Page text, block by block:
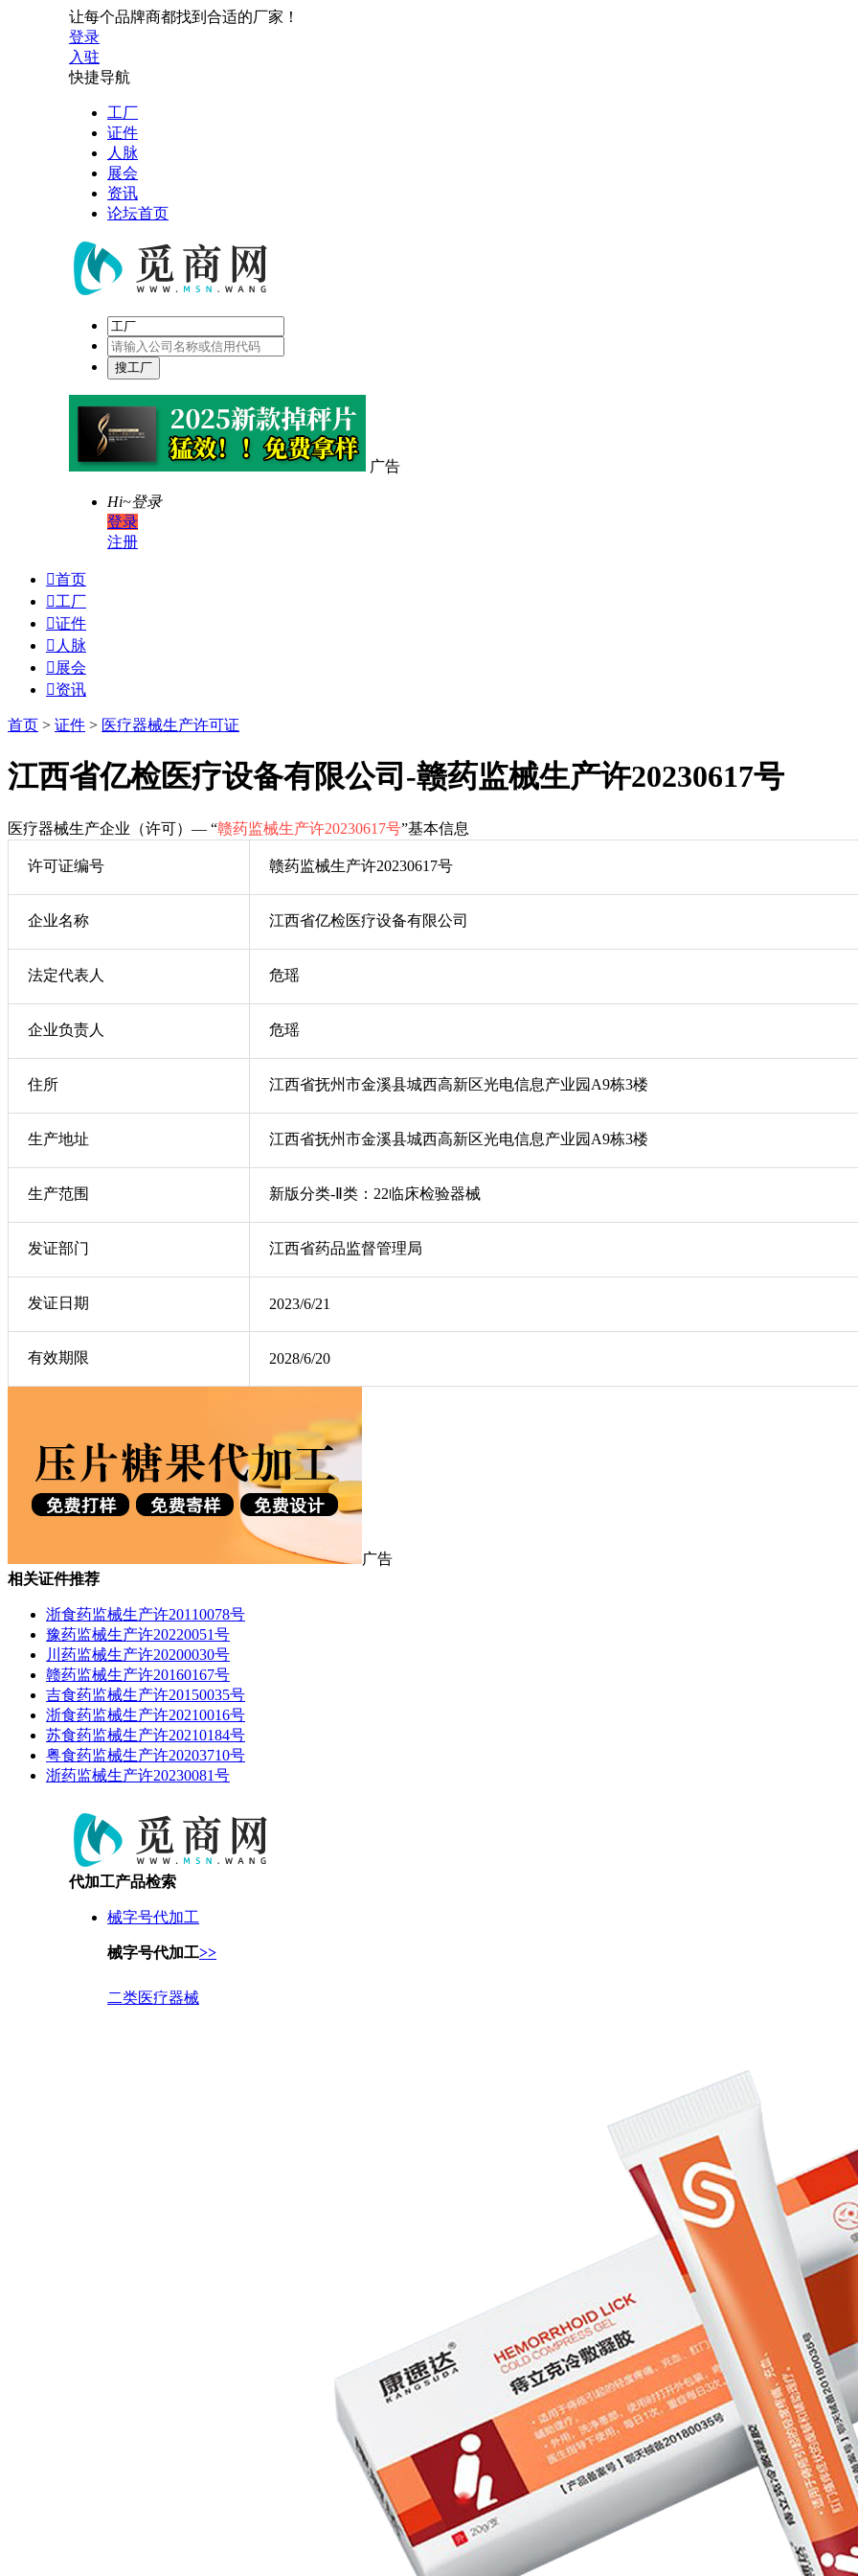
让每个品牌商都找到合适的厂家！
登录
入驻
快捷导航
工厂
证件
人脉
展会
资讯
论坛首页
广告
Hi~登录
登录
注册
首页
工厂
证件
 人脉
 展会
资讯
首页 > 证件 > 医疗器械生产许可证
江西省亿检医疗设备有限公司-赣药监械生产许20230617号
医疗器械生产企业（许可）— “赣药监械生产许20230617号”基本信息
许可证编号 赣药监械生产许20230617号
企业名称 江西省亿检医疗设备有限公司
法定代表人 危瑶
企业负责人 危瑶
住所 江西省抚州市金溪县城西高新区光电信息产业园A9栋3楼
生产地址 江西省抚州市金溪县城西高新区光电信息产业园A9栋3楼
生产范围 新版分类-Ⅱ类：22临床检验器械
发证部门 江西省药品监督管理局
发证日期 2023/6/21
有效期限 2028/6/20
广告
相关证件推荐
浙食药监械生产许20110078号
豫药监械生产许20220051号
川药监械生产许20200030号
赣药监械生产许20160167号
吉食药监械生产许20150035号
浙食药监械生产许20210016号
苏食药监械生产许20210184号
粤食药监械生产许20203710号
浙药监械生产许20230081号
代加工产品检索
械字号代加工
械字号代加工>>
二类医疗器械